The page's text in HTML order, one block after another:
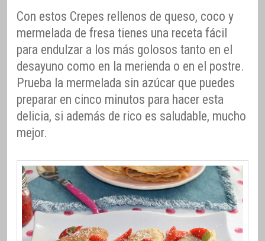
Con estos Crepes rellenos de queso, coco y
mermelada de fresa tienes una receta fácil
para endulzar a los más golosos tanto en el
desayuno como en la merienda o en el postre.
Prueba la mermelada sin azúcar que puedes
preparar en cinco minutos para hacer esta
delicia, si además de rico es saludable, mucho
mejor.